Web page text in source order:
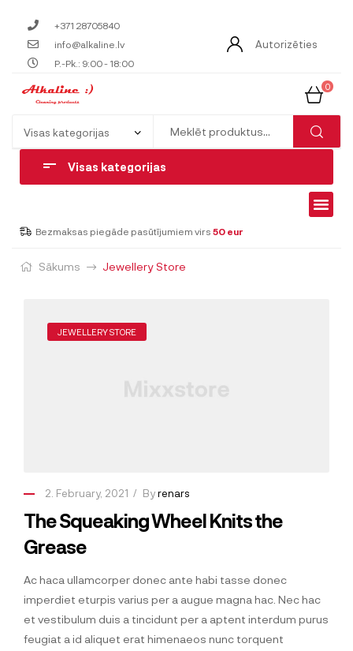
+371 28705840
info@alkaline.lv
P.-Pk.: 9:00 - 18:00
Autorizēties
0
Visas kategorijas
Bezmaksas piegāde pasūtījumiem virs 50 eur
Sākums Jewellery Store
JEWELLERY STORE
2. February, 2021 Byrenars
The Squeaking Wheel Knits the
Grease
Ac haca ullamcorper donec ante habi tasse donec
imperdiet eturpis varius per a augue magna hac. Nec hac
et vestibulum duis a tincidunt per a aptent interdum purus
feugiat a id aliquet erat himenaeos nunc torquent